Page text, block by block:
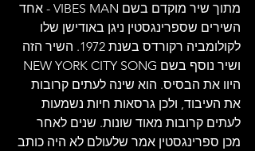
מתוך שיר מוקדם בשם VIBES MAN - אחד
השירים שספרינגסטין ניגן באודישן שלו
לקולומביה רקורדס בשנת 1972. השיר הזה
היוו את הבסיס. הוא שינה לעתים קרובות
את העיבוד, ולכן גרסאות חיות נשמעות
לעתים קרובות מאוד שונות. שנים לאחר
מכן ספרינגסטין אמר שלעולם לא היה כותב